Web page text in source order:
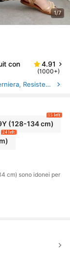
1/7
con
4.91
(1000+)
Resistenza del colore allo sfregamento
(128-134 cm)
15 left
24 left
cm) sono idonei per